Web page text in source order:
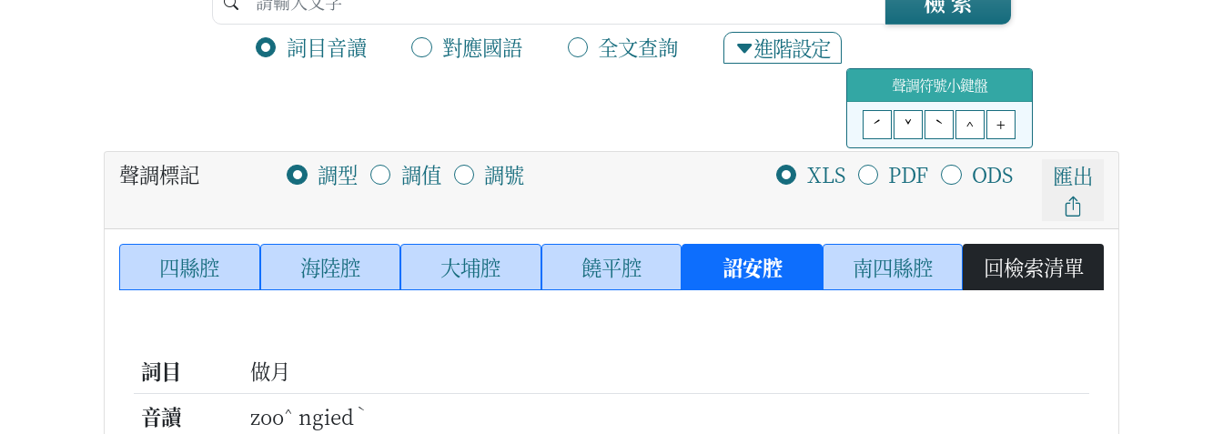
詞目音讀 對應國語 全文查詢 進階設定
聲調符號小鍵盤
ˊ
ˇ ˋ ^ +
聲調標記 調型 調值 調號 XLS PDF ODS 匯出
四縣腔 海陸腔 大埔腔 饒平腔 詔安腔 南四縣腔 回檢索清單
詞目
做月
音讀
zoo^ ngied ˋ